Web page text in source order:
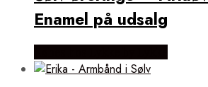
Enamel på udsalg